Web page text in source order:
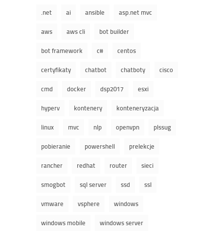
.net ai ansible asp.net mvc
aws aws cli bot builder
bot framework c# centos
certyfikaty chatbot chatboty cisco
cmd docker dsp2017 esxi
hyperv kontenery konteneryzacja
linux mvc nlp openvpn plssug
pobieranie powershell prelekcje
rancher redhat router sieci
smogbot sql server ssd ssl
vmware vsphere windows
windows mobile windows server